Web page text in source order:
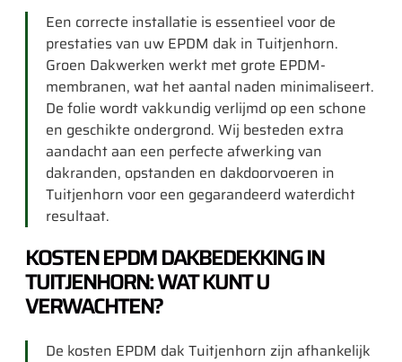
Een correcte installatie is essentieel voor de
prestaties van uw EPDM dak in Tuitjenhorn.
Groen Dakwerken werkt met grote EPDM-
membranen, wat het aantal naden minimaliseert.
De folie wordt vakkundig verlijmd op een schone
en geschikte ondergrond. Wij besteden extra
aandacht aan een perfecte afwerking van
dakranden, opstanden en dakdoorvoeren in
Tuitjenhorn voor een gegarandeerd waterdicht
resultaat.
KOSTEN EPDM DAKBEDEKKING IN
TUITJENHORN: WAT KUNT U
VERWACHTEN?
De kosten EPDM dak Tuitjenhorn zijn afhankelijk